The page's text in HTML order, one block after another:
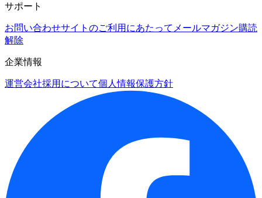
サポート
お問い合わせサイトのご利用にあたって メールマガジン購読
解除
企業情報
運営会社採用について個人情報保護方針